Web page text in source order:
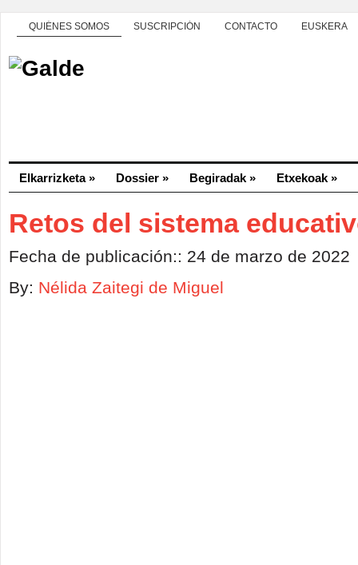
QUIÉNES SOMOS SUSCRIPCIÓN CONTACTO EUSKERA
Elkarrizketa» Dossier » Begiradak » Etxekoak »
Retos del sistema
Fecha de publicación:: 24 de marzo de 2022
By: Nélida Zaitegi de Miguel